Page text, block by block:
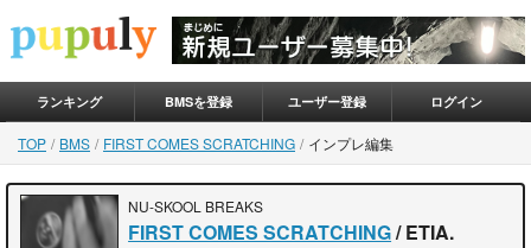
ランキング BMSを登録 ユーザー登録 ログイン
TOP BMS FIRST COMES SCRATCHING インプレ編集
NU-SKOOL BREAKS
FIRST COMES SCRATCHING/ ETIA.